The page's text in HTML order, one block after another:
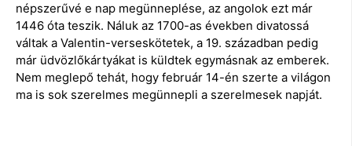
népszerűvé e nap megünneplése, az angolok ezt már
1446 óta teszik. Náluk az 1700-as években divatossá
váltak a Valentin-verseskötetek, a 19. században pedig
már üdvözlőkártyákat is küldtek egymásnak az emberek.
Nem meglepő tehát, hogy február 14-én szerte a világon
ma is sok szerelmes megünnepli a szerelmesek napját.